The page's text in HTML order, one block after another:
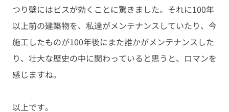
つり壁にはビスが効くことに驚きました。それに100年
以上前の建築物を、私達がメンテナンスしていたり、今
施工したものが100年後にまた誰かがメンテナンスした
り、壮大な歴史の中に関わっていると思うと、ロマンを
感じますね。
以上です。